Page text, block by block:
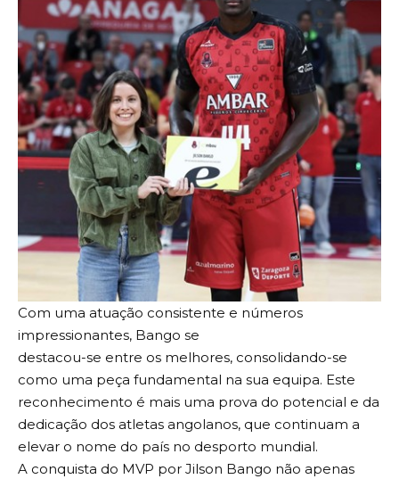
Com uma atuação consistente e números
impressionantes, Bango se
destacou-se entre os melhores, consolidando-se
como uma peça fundamental na sua equipa. Este
reconhecimento é mais uma prova do potencial e da
dedicação dos atletas angolanos, que continuam a
elevar o nome do país no desporto mundial.
A conquista do MVP por Jilson Bango não apenas